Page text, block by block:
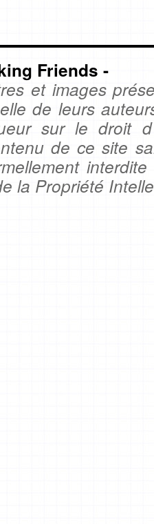
Friends -
et images
de leurs
sur le droit
de ce site
la Propriété